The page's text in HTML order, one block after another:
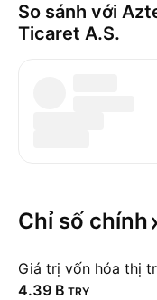
So sánh với
Ticaret A.S.
Chỉ số chính
Giá trị vốn hóa thị
‪4.39 B‬ TRY